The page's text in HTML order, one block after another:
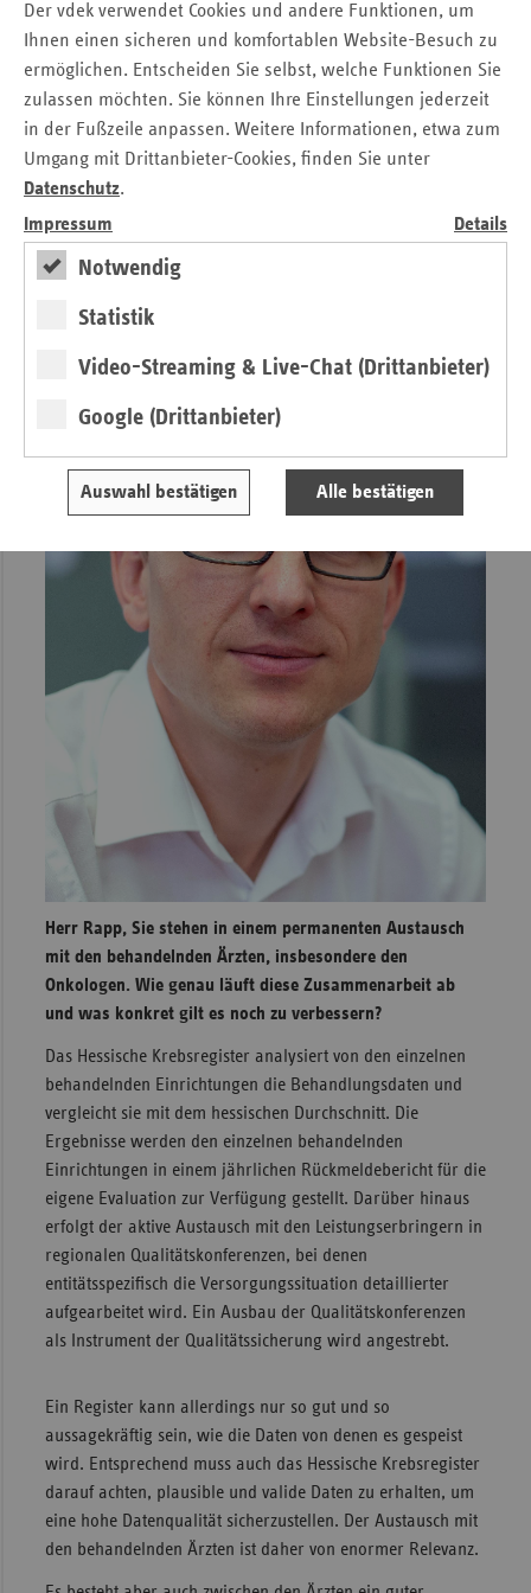
Der vdek verwendet Cookies und andere Funktionen, um
Ihnen einen sicheren und komfortablen Website-Besuch zu
ermöglichen. Entscheiden Sie selbst, welche Funktionen Sie
zulassen möchten. Sie können Ihre Einstellungen jederzeit
in der Fußzeile anpassen. Weitere Informationen, etwa zum
Umgang mit Drittanbieter-Cookies, finden Sie unter
Datenschutz.
Impressum
Details
Notwendig
Statistik
Video-Streaming & Live-Chat (Drittanbieter)
Google (Drittanbieter)
Auswahl bestätigen Alle bestätigen
Krebshäufungen kann aufbauend auf den Ergebnissen eine
Ursachenbekämpfung durchgeführt werden. Durch das
Aufzeigen und die regelmäßige Evaluation der
onkologischen Versorgungsstrukturen und
Versorgungsprozesse mit der Fragestellung, ob eine
qualitativ gute Medizin allen hessischen Bürgerinnen und
Bürgern zur Verfügung steht und angewendet wird, trägt
das Hessische Krebsregister zur Qualitätssicherung bei. Im
Austausch mit den Versorgenden in Hessen kann auf diese
Weise die Versorgungsqualität gesichert und langfristig
verbessert werden.
Herr Rapp, Sie stehen in einem permanenten Austausch
mit den behandelnden Ärzten, insbesondere den
Onkologen. Wie genau läuft diese Zusammenarbeit ab
und was konkret gilt es noch zu verbessern?
Das Hessische Krebsregister analysiert von den einzelnen
behandelnden Einrichtungen die Behandlungsdaten und
vergleicht sie mit dem hessischen Durchschnitt. Die
Ergebnisse werden den einzelnen behandelnden
Einrichtungen in einem jährlichen Rückmeldebericht für die
eigene Evaluation zur Verfügung gestellt. Darüber hinaus
erfolgt der aktive Austausch mit den Leistungserbringern in
regionalen Qualitätskonferenzen, bei denen
entitätsspezifisch die Versorgungssituation detaillierter
aufgearbeitet wird. Ein Ausbau der Qualitätskonferenzen
als Instrument der Qualitätssicherung wird angestrebt.
Ein Register kann allerdings nur so gut und so
aussagekräftig sein, wie die Daten von denen es gespeist
wird. Entsprechend muss auch das Hessische Krebsregister
darauf achten, plausible und valide Daten zu erhalten, um
eine hohe Datenqualität sicherzustellen. Der Austausch mit
den behandelnden Ärzten ist daher von enormer Relevanz.